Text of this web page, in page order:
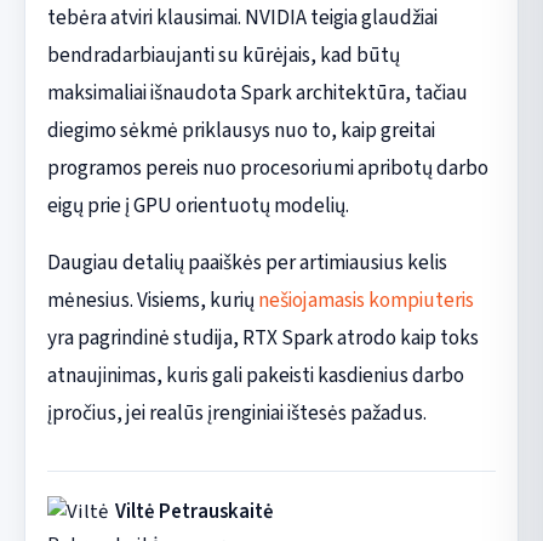
tebėra atviri klausimai. NVIDIA teigia glaudžiai
bendradarbiaujanti su kūrėjais, kad būtų
maksimaliai išnaudota Spark architektūra, tačiau
diegimo sėkmė priklausys nuo to, kaip greitai
programos pereis nuo procesoriumi apribotų darbo
eigų prie į GPU orientuotų modelių.
Daugiau detalių paaiškės per artimiausius kelis
mėnesius. Visiems, kurių nešiojamasis kompiuteris
yra pagrindinė studija, RTX Spark atrodo kaip toks
atnaujinimas, kuris gali pakeisti kasdienius darbo
įpročius, jei realūs įrenginiai ištesės pažadus.
Viltė Petrauskaitė